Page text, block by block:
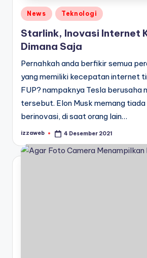
Posted
in
News Teknologi
Starlink, Inovasi Internet
Dimana Saja
Pernahkah anda berfikir semua
yang memiliki kecepatan internet
FUP? nampaknya Tesla berusaha
tersebut. Elon Musk memang
berinovasi, di saat orang lain…
Posted
izzaweb 4 Desember 2021